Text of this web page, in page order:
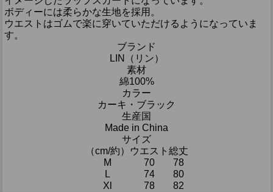
ボディーには柔らかな生地を採用。
ウエストはゴムで楽に穿いていただけるようになっていま
す。
ブランド
LIN（リン）
素材
綿100%
カラー
カーキ・ブラック
生産国
Made in China
サイズ
（cm/約）
ウエスト 総丈
M
70
78
L
74
80
Xl
78 82